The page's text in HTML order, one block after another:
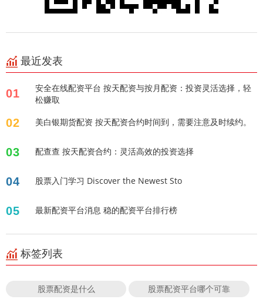
最近发表
01
安全在线配资平台 按天配资与按月配资：投资灵活选择，轻
松赚取
02 美白银期货配资 按天配资合约时间到，需要注意及时续约。
03 配查查 按天配资合约：灵活高效的投资选择
04 股票入门学习 Discover the Newest Sto
05 最新配资平台消息 稳的配资平台排行榜
标签列表
股票配资是什么 股票配资平台哪个可靠